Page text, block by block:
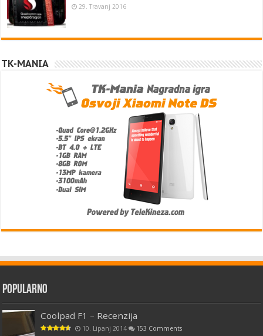
29. Travanj 2016
TK-MANIA
Popularno
Coolpad F1 – Recenzija
10. Lipanj 2014 153 Comments